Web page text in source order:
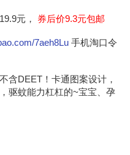
元， 券后价9.3元包邮
7aeh8Lu 手机淘口令
含DEET！卡通图案设计，
驱蚊能力杠杠的~宝宝、孕